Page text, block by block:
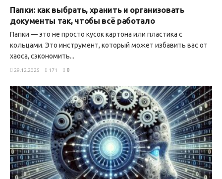
Папки: как выбрать, хранить и организовать
документы так, чтобы всё работало
Папки — это не просто кусок картона или пластика с
кольцами. Это инструмент, который может избавить вас от
хаоса, сэкономить...
29.12.2025 171 0